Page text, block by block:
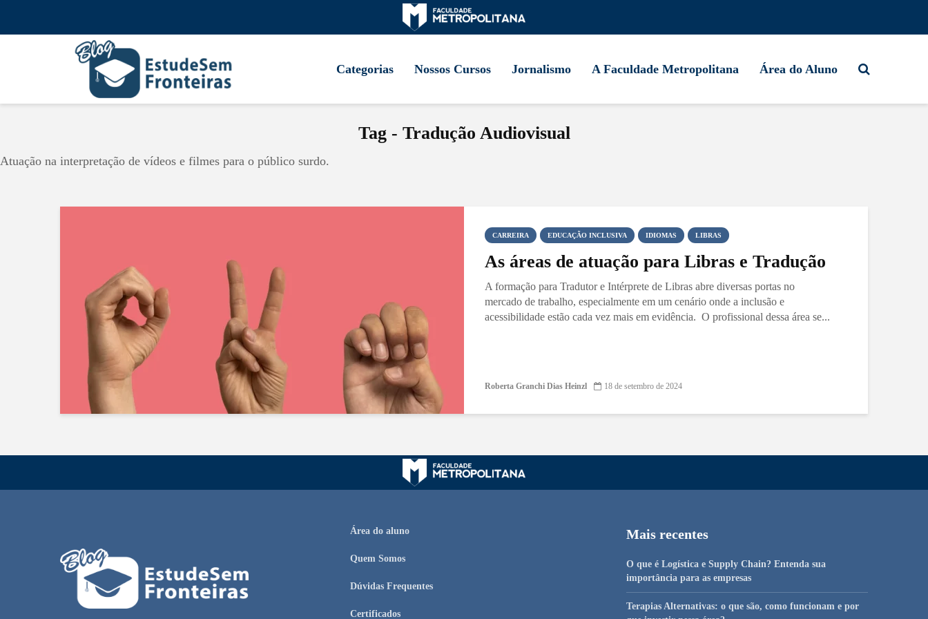
Categorias Nossos Cursos Jornalismo A Faculdade Metropolitana Área do Aluno
Tag - Tradução Audiovisual
Atuação na interpretação de vídeos e filmes para o público surdo.
CARREIRA EDUCAÇÃO INCLUSIVA IDIOMAS LIBRAS
As áreas de atuação para Libras e Tradução
A formação para Tradutor e Intérprete de Libras abre diversas portas no
mercado de trabalho, especialmente em um cenário onde a inclusão e
acessibilidade estão cada vez mais em evidência. O profissional dessa área se...
Roberta Granchi Dias Heinzl 18 de setembro de 2024
Área do aluno
Quem Somos
Dúvidas Frequentes
Certificados
Mais recentes
O que é Logística e Supply Chain? Entenda sua
importância para as empresas
Terapias Alternativas: o que são, como funcionam e por